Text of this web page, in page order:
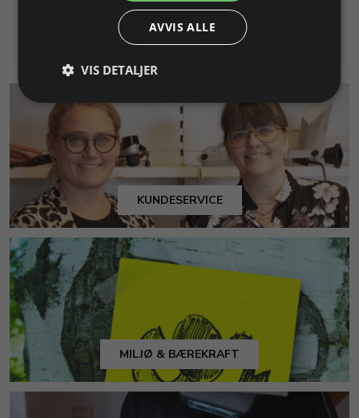
Legg i
handlekurv
KUNDESERVICE
MILJØ & BÆREKRAFT
AVVIS ALLE
VIS DETALJER